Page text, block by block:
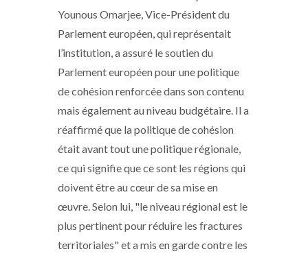
Younous Omarjee, Vice-Président du
Parlement européen, qui représentait
l’institution, a assuré le soutien du
Parlement européen pour une politique
de cohésion renforcée dans son contenu
mais également au niveau budgétaire. Il a
réaffirmé que la politique de cohésion
était avant tout une politique régionale,
ce qui signifie que ce sont les régions qui
doivent être au cœur de sa mise en
œuvre. Selon lui, "le niveau régional est le
plus pertinent pour réduire les fractures
territoriales" et a mis en garde contre les